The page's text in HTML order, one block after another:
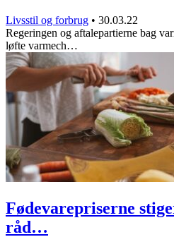
Livsstil og forbrug • 30.03.22
Regeringen og aftalepartierne bag
løfte varmech…
Fødevarepriserne
råd…